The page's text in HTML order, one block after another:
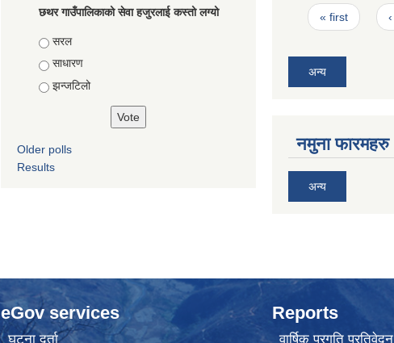
छथर गाउँपालिकाको सेवा हजुरलाई कस्तो लग्यो
Choices
सरल
साधारण
झन्जटिलो
Older polls
Results
Pages
« first
अन्य
नमुना फारमहरु
अन्य
eGov services
घटना दर्ता
Reports
वार्षिक प्रगति प्रतिवेदन